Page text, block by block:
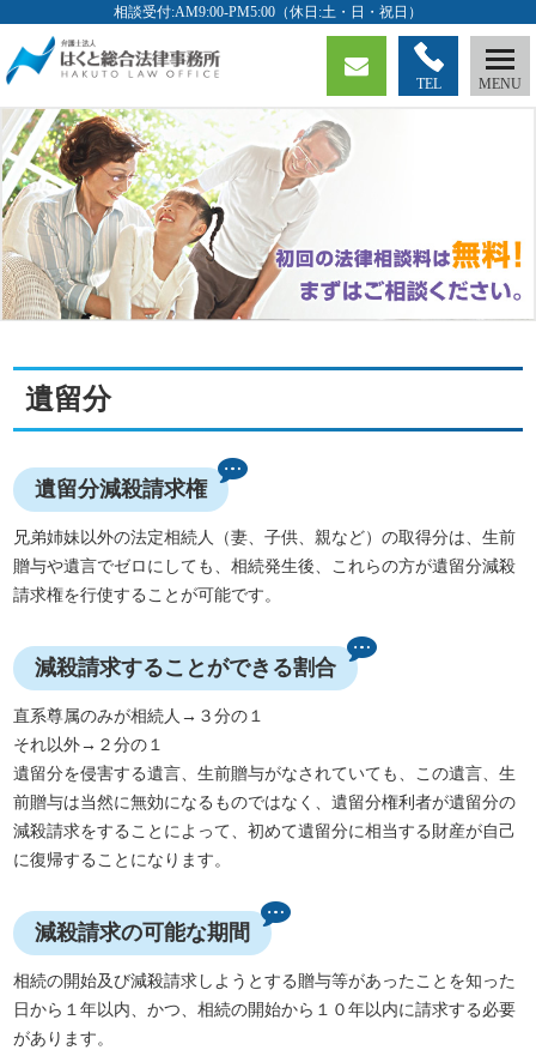
TEL
遺留分
遺留分減殺請求権
兄弟姉妹以外の法定相続人（妻、子供、親など）の取得分は、生前
贈与や遺言でゼロにしても、相続発生後、これらの方が遺留分減殺
請求権を行使することが可能です。
減殺請求することができる割合
直系尊属のみが相続人→３分の１
それ以外→２分の１
遺留分を侵害する遺言、生前贈与がなされていても、この遺言、生
前贈与は当然に無効になるものではなく、遺留分権利者が遺留分の
減殺請求をすることによって、初めて遺留分に相当する財産が自己
に復帰することになります。
減殺請求の可能な期間
相続の開始及び減殺請求しようとする贈与等があったことを知った
日から１年以内、かつ、相続の開始から１０年以内に請求する必要
があります。